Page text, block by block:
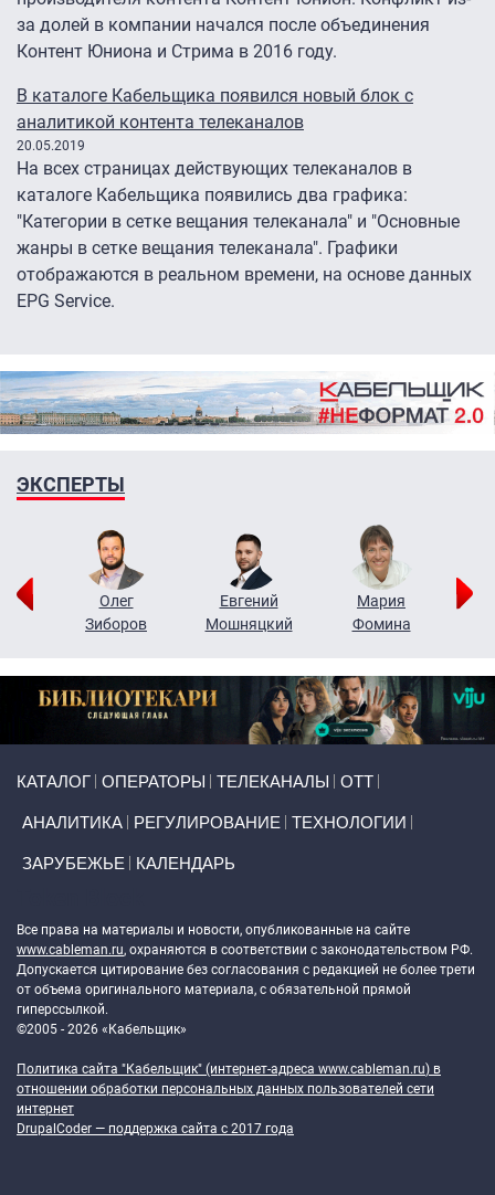
за долей в компании начался после объединения
Контент Юниона и Стрима в 2016 году.
В каталоге Кабельщика появился новый блок с
аналитикой контента телеканалов
20.05.2019
На всех страницах действующих телеканалов в
каталоге Кабельщика появились два графика:
"Категории в сетке вещания телеканала" и "Основные
жанры в сетке вещания телеканала". Графики
отображаются в реальном времени, на основе данных
EPG Service.
ЭКСПЕРТЫ
Олег
Зиборов
Евгений
Мошняцкий
Мария
Фомина
КАТАЛОГ ОПЕРАТОРЫ ТЕЛЕКАНАЛЫ ОТТ
АНАЛИТИКА РЕГУЛИРОВАНИЕ ТЕХНОЛОГИИ
ЗАРУБЕЖЬЕ КАЛЕНДАРЬ
Все права на материалы и новости, опубликованные на сайте
www.cableman.ru, охраняются в соответствии с законодательством РФ.
Допускается цитирование без согласования с редакцией не более трети
от объема оригинального материала, с обязательной прямой
гиперссылкой.
©2005 - 2026 «Кабельщик»
Политика сайта "Кабельщик" (интернет-адреса www.cableman.ru) в
отношении обработки персональных данных пользователей сети
интернет
DrupalCoder — поддержка сайта c 2017 года